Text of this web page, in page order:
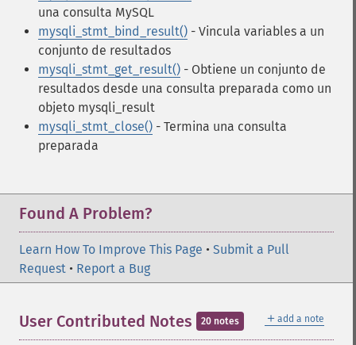
una consulta MySQL
mysqli_stmt_bind_result() - Vincula variables a un
conjunto de resultados
mysqli_stmt_get_result() - Obtiene un conjunto de
resultados desde una consulta preparada como un
objeto mysqli_result
mysqli_stmt_close() - Termina una consulta
preparada
Found A Problem?
Learn How To Improve This Page • Submit a Pull
Request • Report a Bug
＋ add a note
User Contributed Notes 20 notes